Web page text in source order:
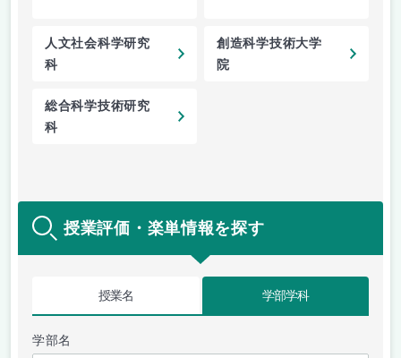
人文社会科学研究
科
創造科学技術大学
院
総合科学技術研究
科
授業評価・楽単情報を探す
授業名 学部学科
学部名